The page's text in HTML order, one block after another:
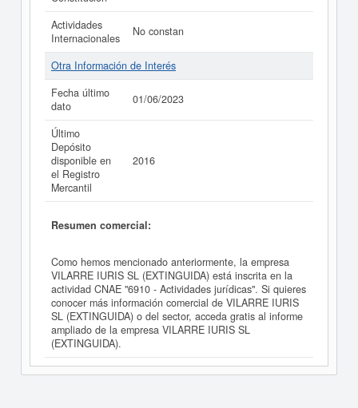
Actividades
Internacionales
No constan
Otra Información de Interés
Fecha último
dato
01/06/2023
Último
Depósito
disponible en
el Registro
Mercantil
2016
Resumen comercial:
Como hemos mencionado anteriormente, la empresa
VILARRE IURIS SL (EXTINGUIDA) está inscrita en la
actividad CNAE "6910 - Actividades jurídicas". Si quieres
conocer más información comercial de VILARRE IURIS
SL (EXTINGUIDA) o del sector, acceda gratis al informe
ampliado de la empresa VILARRE IURIS SL
(EXTINGUIDA).